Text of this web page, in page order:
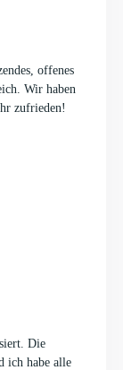
offenes
Wir haben
zufrieden!
Die
ich habe alle